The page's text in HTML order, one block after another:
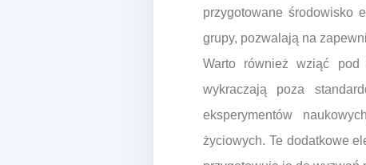
przygotowane środowisko
grupy, pozwalają na
Warto również wziąć pod
wykraczają poza
eksperymentów
życiowych. Te dodatkowe